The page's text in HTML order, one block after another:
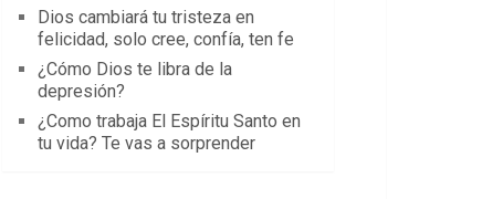
Dios cambiará tu tristeza en
felicidad, solo cree, confía, ten fe
¿Cómo Dios te libra de la
depresión?
¿Como trabaja El Espíritu Santo en
tu vida? Te vas a sorprender